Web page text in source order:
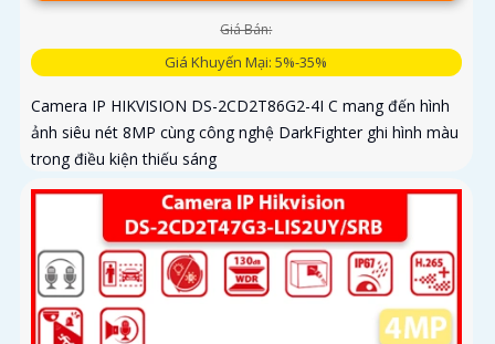
Giá Bán:
Giá Khuyến Mại: 5%-35%
Camera IP HIKVISION DS-2CD2T86G2-4I C mang đến hình
ảnh siêu nét 8MP cùng công nghệ DarkFighter ghi hình màu
trong điều kiện thiếu sáng